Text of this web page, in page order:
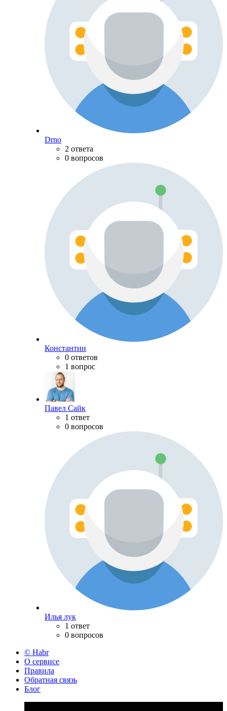
Drno
2 ответа
0 вопросов
Константин
0 ответов
1 вопрос
Павел Сайк
1 ответ
0 вопросов
Илья лук
1 ответ
0 вопросов
© Habr
О сервисе
Правила
Обратная связь
Блог